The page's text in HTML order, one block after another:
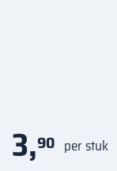
3,90 per stuk